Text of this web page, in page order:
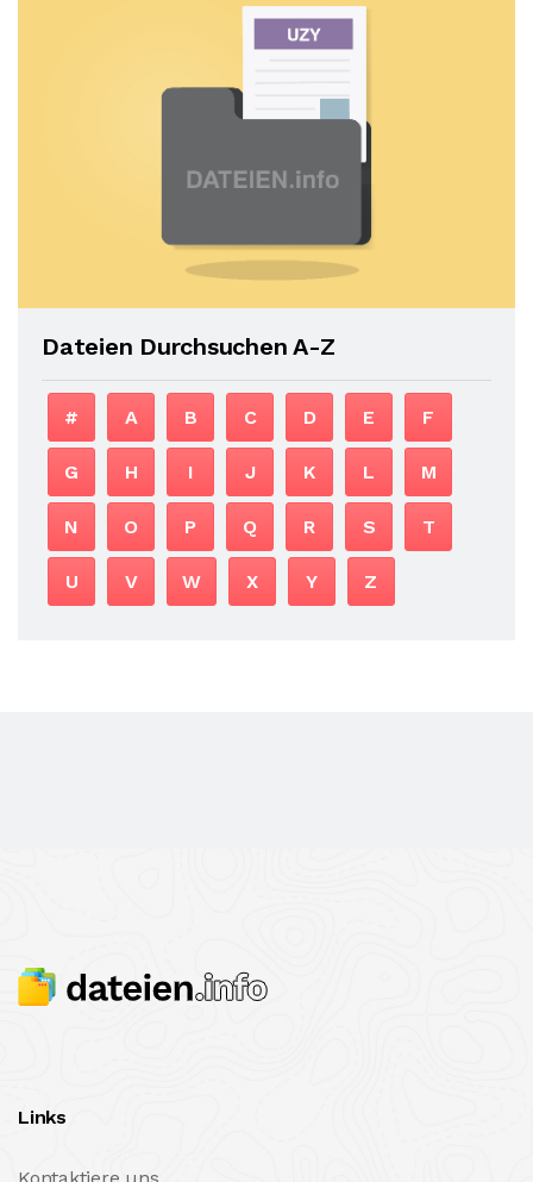
Dateien Durchsuchen A-Z
# A B C D E F
G H I J K L M
N O P Q R S T
U V W X Y Z
Links